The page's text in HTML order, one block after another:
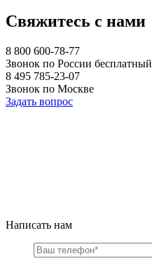
Свяжитесь с нами
8 800 600-78-77
Звонок по России бесплатный
8 495 785-23-07
Звонок по Москве
Задать вопрос
Написать нам